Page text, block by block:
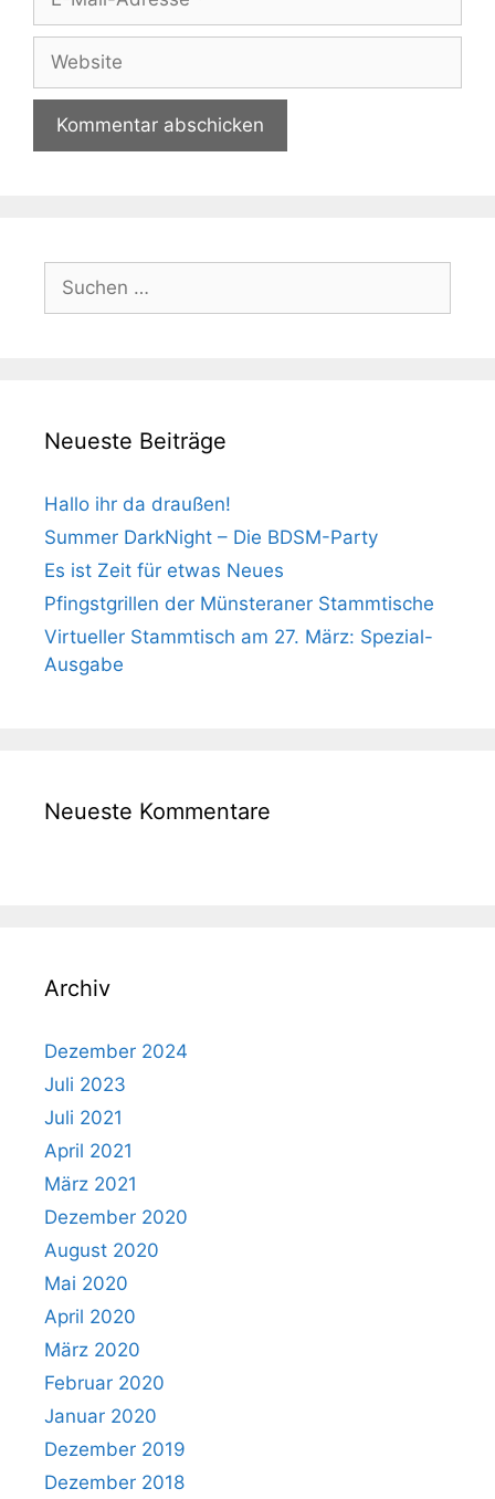
Mail-
Adresse
nach:
Neueste Beiträge
Hallo ihr da draußen!
Summer DarkNight – Die BDSM-Party
Es ist Zeit für etwas Neues
Pfingstgrillen der Münsteraner Stammtische
Virtueller Stammtisch am 27. März: Spezial-
Ausgabe
Neueste Kommentare
Archiv
Dezember 2024
Juli 2023
Juli 2021
April 2021
März 2021
Dezember 2020
August 2020
Mai 2020
April 2020
März 2020
Februar 2020
Januar 2020
Dezember 2019
Dezember 2018